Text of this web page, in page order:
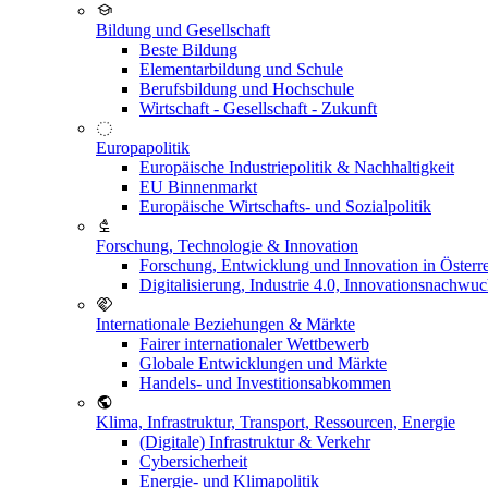
Bildung und Gesellschaft
Beste Bildung
Elementarbildung und Schule
Berufsbildung und Hochschule
Wirtschaft - Gesellschaft - Zukunft
Europapolitik
Europäische Industriepolitik & Nachhaltigkeit
EU Binnenmarkt
Europäische Wirtschafts- und Sozialpolitik
Forschung, Technologie & Innovation
Forschung, Entwicklung und Innovation in
Digitalisierung, Industrie 4.0,
Internationale Beziehungen & Märkte
Fairer internationaler Wettbewerb
Globale Entwicklungen und Märkte
Handels- und Investitionsabkommen
Klima, Infrastruktur, Transport, Ressourcen, Energie
(Digitale) Infrastruktur & Verkehr
Cybersicherheit
Energie- und Klimapolitik